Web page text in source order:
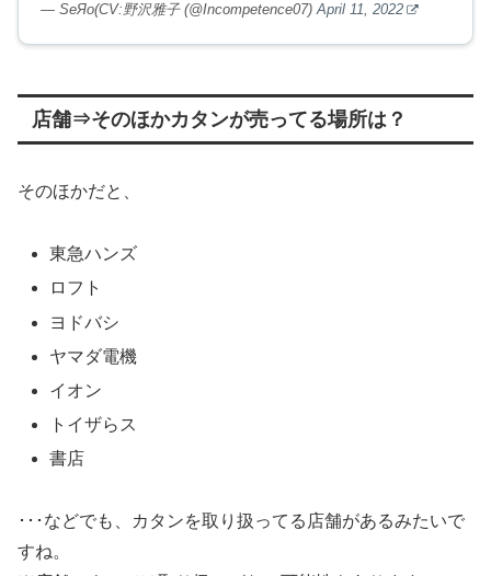
— SeЯo(CV:野沢雅子 (@Incompetence07)April 11, 2022
店舗⇒そのほかカタンが売ってる場所は？
そのほかだと、
東急ハンズ
ロフト
ヨドバシ
ヤマダ電機
イオン
トイザらス
書店
･･･などでも、カタンを取り扱ってる店舗があるみたいで
すね。